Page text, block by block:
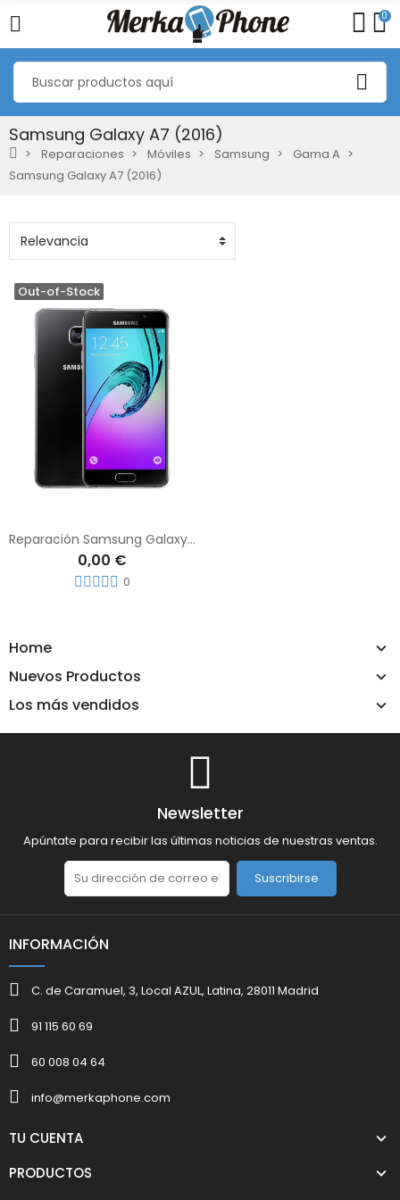
0
Samsung Galaxy A7 (2016)
Reparaciones Móviles Samsung
Gama A
Samsung Galaxy A7 (2016)
Home
Nuevos Productos
Los más vendidos
Out-of-Stock
Reparación Samsung Galaxy A7 (2016)
0,00 €
0
Newsletter
Apúntate para recibir las últimas noticias de nuestras ventas.
Suscribirse
INFORMACIÓN
C. de Caramuel, 3, Local AZUL, Latina, 28011 Madrid
91 115 60 69
60 008 04 64
info@merkaphone.com
TU CUENTA
PRODUCTOS